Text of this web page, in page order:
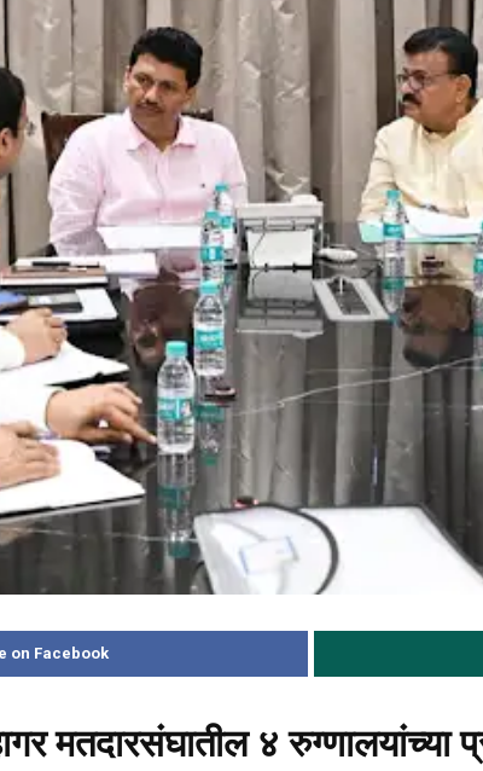
on Facebook
मतदारसंघातील ४ रुग्णालयांच्या